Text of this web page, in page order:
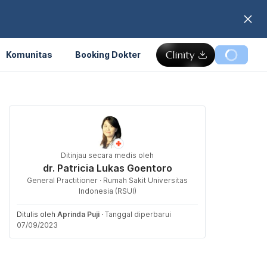
Komunitas Booking Dokter
Ditinjau secara medis oleh
dr. Patricia Lukas Goentoro
General Practitioner · Rumah Sakit Universitas
Indonesia (RSUI)
Ditulis oleh Aprinda Puji · Tanggal diperbarui
07/09/2023